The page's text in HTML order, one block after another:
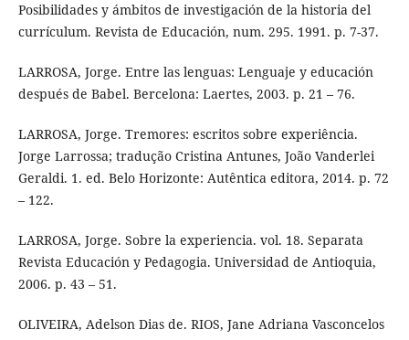
Posibilidades y ámbitos de investigación de la historia del
currículum. Revista de Educación, num. 295. 1991. p. 7-37.
LARROSA, Jorge. Entre las lenguas: Lenguaje y educación
después de Babel. Bercelona: Laertes, 2003. p. 21 – 76.
LARROSA, Jorge. Tremores: escritos sobre experiência.
Jorge Larrossa; tradução Cristina Antunes, João Vanderlei
Geraldi. 1. ed. Belo Horizonte: Autêntica editora, 2014. p. 72
– 122.
LARROSA, Jorge. Sobre la experiencia. vol. 18. Separata
Revista Educación y Pedagogia. Universidad de Antioquia,
2006. p. 43 – 51.
OLIVEIRA, Adelson Dias de. RIOS, Jane Adriana Vasconcelos